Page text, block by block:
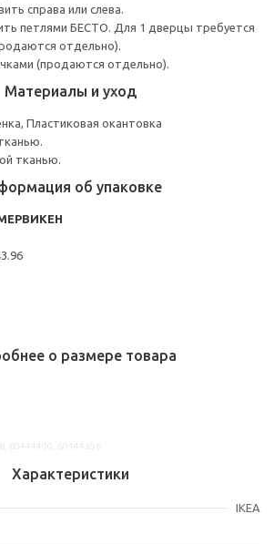
справа или слева.
петлями БЕСТО. Для 1 дверцы требуется
отдельно).
(продаются отдельно).
Материалы и уход
Пластиковая окантовка
тканью.
об упаковке
о размере товара
Характеристики
IKEA